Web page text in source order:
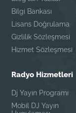
Bilgi Bankası
Lisans Doğrulama
Gizlilik Sözleşmesi
Hizmet Sözleşmesi
Radyo Hizmetleri
Dj Yayın Programı
Mobil DJ Yayın